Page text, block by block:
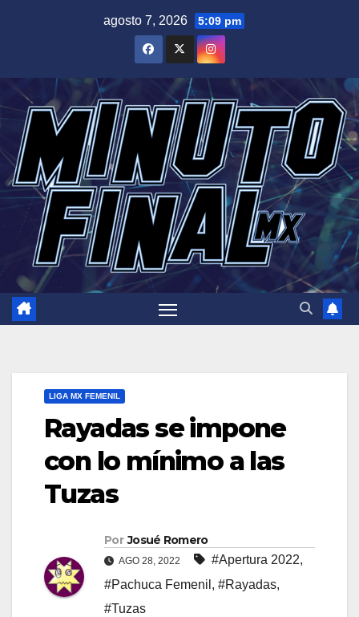
agosto 7, 2026 5:09 pm
LIGA MX FEMENIL
Rayadas se impone
con lo mínimo a las
Tuzas
Por Josué Romero
AGO 28, 2022 #Apertura 2022,
#Pachuca Femenil , #Rayadas,
#Tuzas